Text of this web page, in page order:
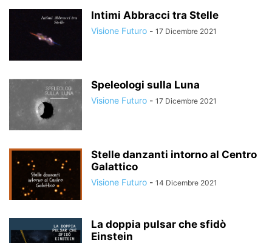
Intimi Abbracci tra Stelle
Visione Futuro - 17 Dicembre 2021
Speleologi sulla Luna
Visione Futuro - 17 Dicembre 2021
Stelle danzanti intorno al Centro
Galattico
Visione Futuro - 14 Dicembre 2021
La doppia pulsar che sfidò
Einstein